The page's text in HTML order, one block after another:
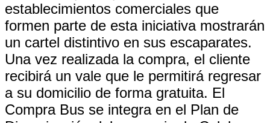
establecimientos comerciales que
formen parte de esta iniciativa mostrarán
un cartel distintivo en sus escaparates.
Una vez realizada la compra, el cliente
recibirá un vale que le permitirá regresar
a su domicilio de forma gratuita. El
Compra Bus se integra en el Plan de